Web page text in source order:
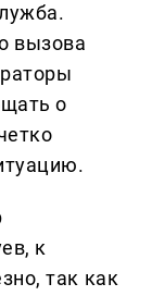
вызова
о
к
так как